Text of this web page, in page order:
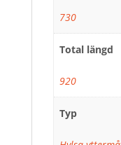
730
Total längd
920
Typ